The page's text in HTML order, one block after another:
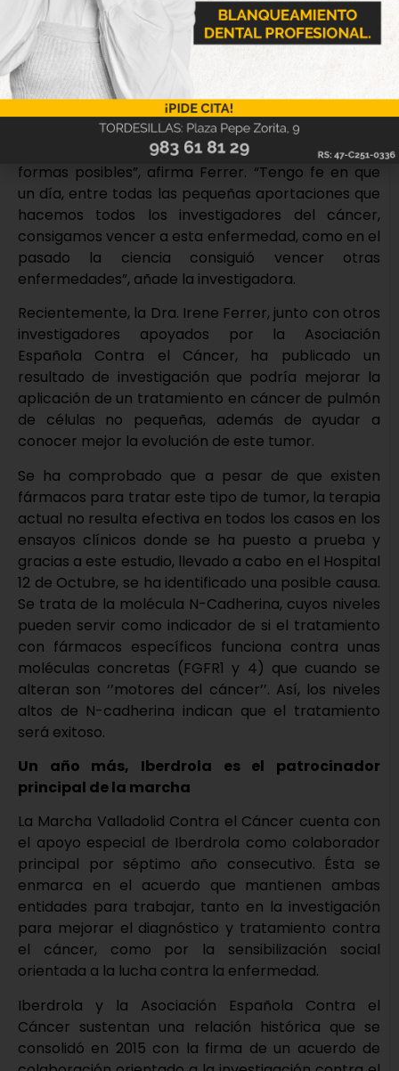
molécula y su funcionamiento pueden resultar
útiles para describir nuevas dianas terapéuticas, los
“puntos débiles” de un tumor a los que atacar con
un tratamiento.
“Apoyar la investigación contra el cáncer es la
única manera que hay para conseguir que un día
podamos curar esta enfermedad en todas sus
formas posibles”, afirma Ferrer. “Tengo fe en que
un día, entre todas las pequeñas aportaciones que
hacemos todos los investigadores del cáncer,
consigamos vencer a esta enfermedad, como en el
pasado la ciencia consiguió vencer otras
enfermedades”, añade la investigadora.
Recientemente, la Dra. Irene Ferrer, junto con otros
investigadores apoyados por la Asociación
Española Contra el Cáncer, ha publicado un
resultado de investigación que podría mejorar la
aplicación de un tratamiento en cáncer de pulmón
de células no pequeñas, además de ayudar a
conocer mejor la evolución de este tumor.
Se ha comprobado que a pesar de que existen
fármacos para tratar este tipo de tumor, la terapia
actual no resulta efectiva en todos los casos en los
ensayos clínicos donde se ha puesto a prueba y
gracias a este estudio, llevado a cabo en el Hospital
12 de Octubre, se ha identificado una posible causa.
Se trata de la molécula N-Cadherina, cuyos niveles
pueden servir como indicador de si el tratamiento
con fármacos específicos funciona contra unas
moléculas concretas (FGFR1 y 4) que cuando se
alteran son ‘’motores del cáncer’’. Así, los niveles
altos de N-cadherina indican que el tratamiento
será exitoso.
Un año más, Iberdrola es el patrocinador
principal de la marcha
La Marcha Valladolid Contra el Cáncer cuenta con
el apoyo especial de Iberdrola como colaborador
principal por séptimo año consecutivo. Ésta se
enmarca en el acuerdo que mantienen ambas
entidades para trabajar, tanto en la investigación
para mejorar el diagnóstico y tratamiento contra
el cáncer, como por la sensibilización social
orientada a la lucha contra la enfermedad.
Iberdrola y la Asociación Española Contra el
Cáncer sustentan una relación histórica que se
consolidó en 2015 con la firma de un acuerdo de